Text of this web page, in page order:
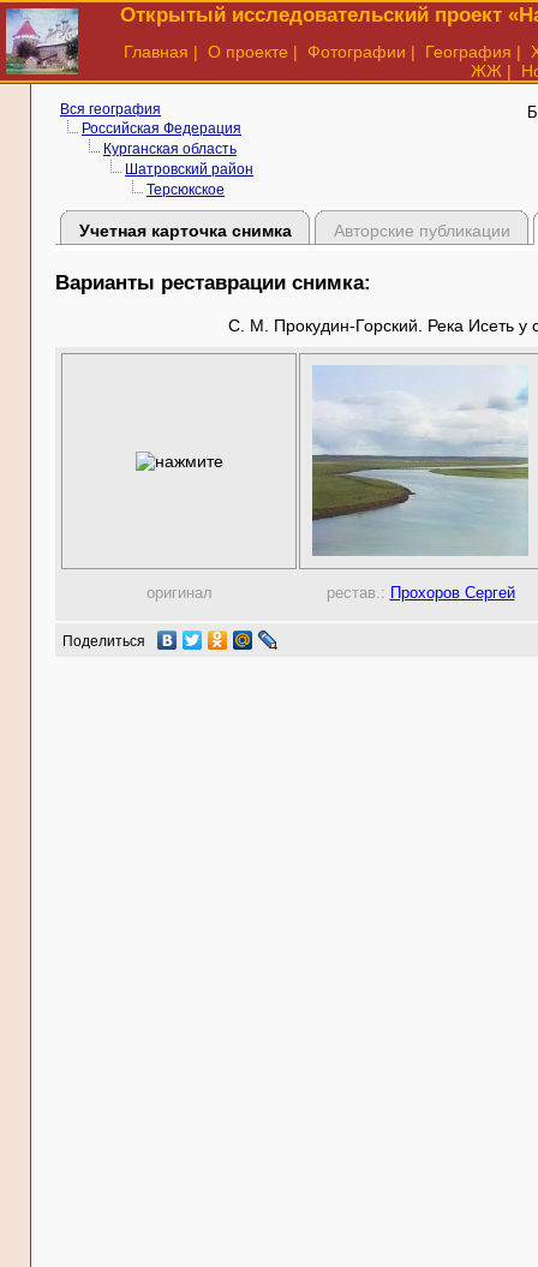
Открытый исследовательский проект
Главная | О проекте | Фотографии | География |
ЖЖ |
Вся география
Российская Федерация
Курганская область
Шатровский район
Терсюкское
Учетная карточка снимка Авторские публикации
Варианты реставрации снимка:
С. М. Прокудин-Горский. Река Исеть у
оригинал рестав.: Прохоров Сергей
Поделиться